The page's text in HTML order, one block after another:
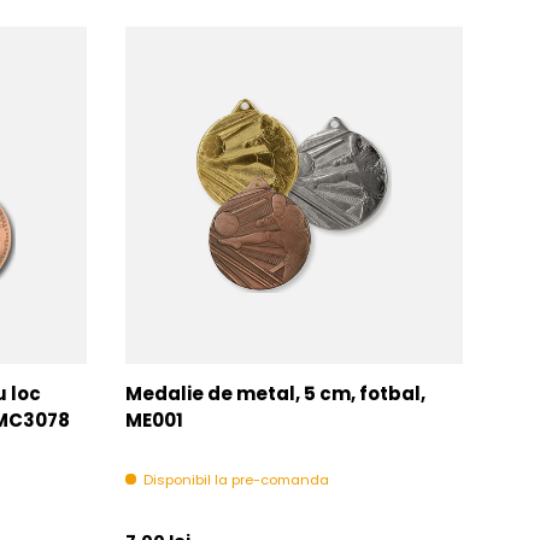
loc
Medalie de metal, 5 cm, fotbal,
ME001
Disponibil la pre-comanda